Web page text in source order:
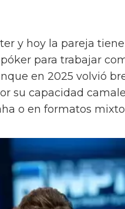
y hoy la pareja
para trabajar
en 2025 volvió
su capacidad
o en formatos